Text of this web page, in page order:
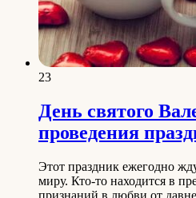
23
День святого
проведения
Этот праздник ежегодно
миру. Кто-то находится в
признаний в любви от